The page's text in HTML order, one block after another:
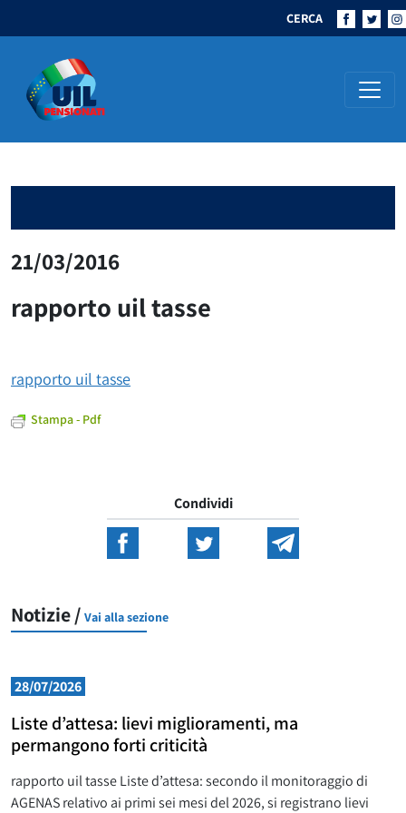
CERCA
Navigazione principale
21/03/2016
rapporto uil tasse
rapporto uil tasse
Stampa - Pdf
Condividi
Notizie / Vai alla sezione
28/07/2026
Liste d’attesa: lievi miglioramenti, ma
permangono forti criticità
rapporto uil tasse Liste d’attesa: secondo il monitoraggio di
AGENAS relativo ai primi sei mesi del 2026, si registrano lievi